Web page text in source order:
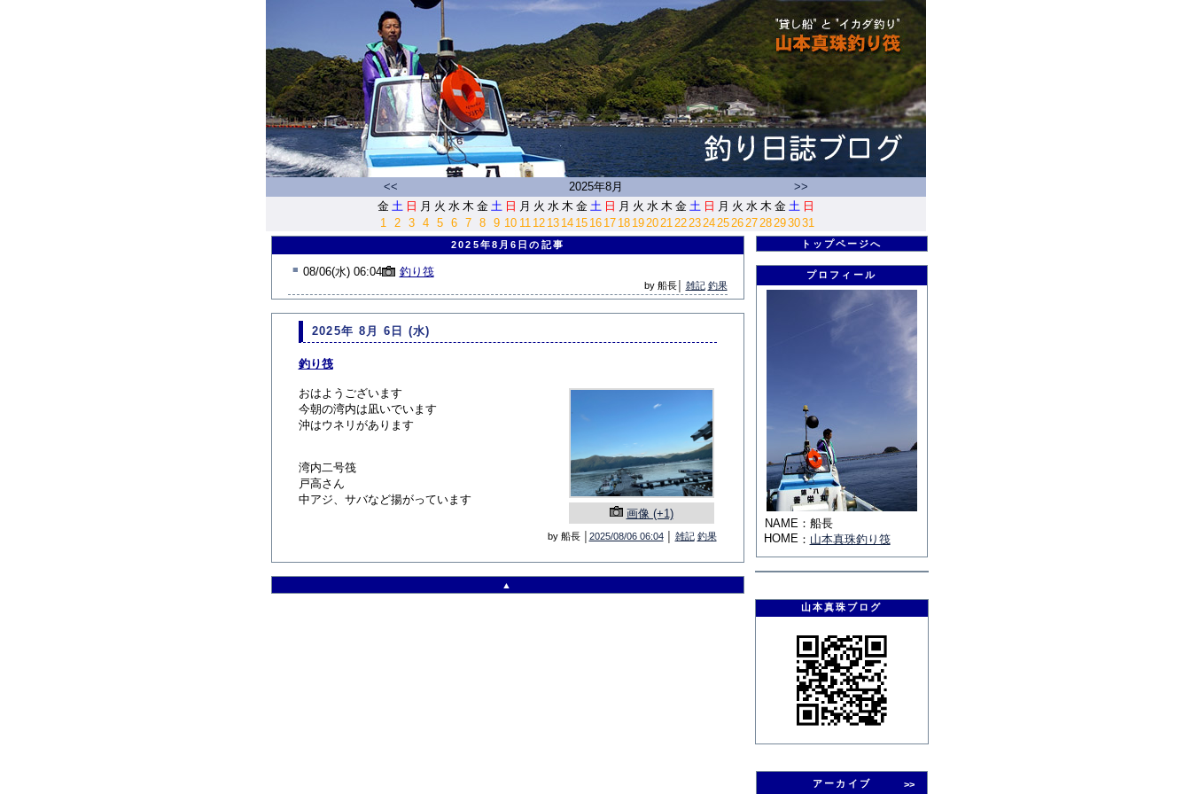
<< 2025年8月
>>
金 土 日 月 火 水 木 金 土 日 月 火 水 木 金 土 日 月 火 水 木 金 土 日 月 火 水 木 金 土 日
1
2 3 4 5 6 7 8 9 10 11 12 13 14 15 16 17 18 19202122232425262728293031
2025年8月6日の記事
■ 08/06(水) 06:04 釣り筏
by 船長│ 雑記 釣果
2025年 8月 6日 (水)
釣り筏
画像 (+1)
おはようございます
今朝の湾内は凪いでいます
沖はウネリがあります
湾内二号筏
戸高さん
中アジ、サバなど揚がっています
by 船長 │ 2025/08/06 06:04│ 雑記 釣果
▲
トップページへ
プロフィール
NAME： 船長
HOME： 山本真珠釣り筏
山本真珠ブログ
アーカイブ >>